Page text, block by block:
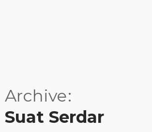
Archive
Suat Serdar